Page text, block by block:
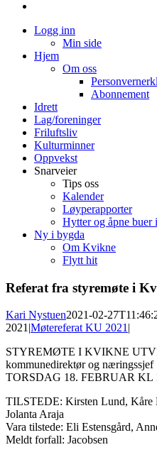
Logg inn
Min side
Hjem
Om oss
Abonnement
Idrett
Lag/foreninger
Friluftsliv
Kulturminner
Oppvekst
Snarveier
Tips oss
Kalender
Løyperapporter
Hytter og åpne
Ny i bygda
Om Kvikne
Flytt hit
Referat fra styremøte i
Kari Nystuen2021-02-
2021|Møtereferat KU 2021|
STYREMØTE I KVIKNE
kommunedirektør og næringssjef
TORSDAG 18. FEBRUAR KL
TILSTEDE: Kirsten Lund, Kåre
Jolanta Araja
Vara tilstede: Eli Estensgård,
Meldt forfall: Jacobsen